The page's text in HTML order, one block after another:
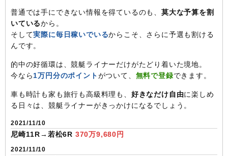
普通では手にできない情報を得ているのも、 莫大な予算を割
いているから。
そして実際に毎日稼いでいるからこそ、さらに予選も割ける
んです。
的中の好循環は、競艇ライナーだけがたどり着いた境地。
今なら1万円分のポイントがついて、 無料で登録できます。
車も時計も家も旅行も高級料理も、 好きなだけ自由に楽しめ
る日々は、競艇ライナーがきっかけになるでしょう。
2021/11/10
尼崎11R→若松6R 370万9,680円
2021/11/10